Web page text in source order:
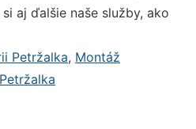
aj ďalšie naše služby, ako
Petržalka, Montáž